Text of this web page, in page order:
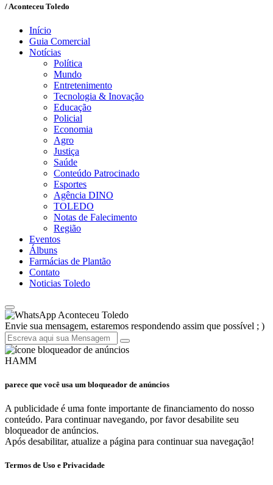
/ Aconteceu Toledo
Início
Guia Comercial
Notícias
Política
Mundo
Entretenimento
Tecnologia & Inovação
Educação
Policial
Economia
Agro
Justiça
Saúde
Conteúdo Patrocinado
Esportes
Agência DINO
TOLEDO
Notas de Falecimento
Região
Eventos
Álbuns
Farmácias de Plantão
Contato
Noticias Toledo
Aconteceu Toledo
Envie sua mensagem, estaremos respondendo assim que possível ; )
HAMM
parece que você usa um bloqueador de anúncios
A publicidade é uma fonte importante de financiamento do nosso
conteúdo. Para continuar navegando, por favor desabilite seu
bloqueador de anúncios.
Após desabilitar, atualize a página para continuar sua navegação!
Termos de Uso e Privacidade